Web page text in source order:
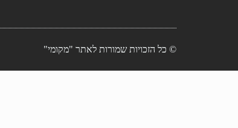
© כל הזכויות שמורות לאתר "מקומי"